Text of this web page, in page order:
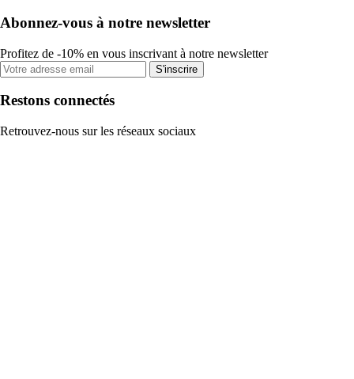
Abonnez-vous à notre newsletter
Profitez de -10% en vous inscrivant à notre newsletter
S'inscrire
Restons connectés
Retrouvez-nous sur les réseaux sociaux